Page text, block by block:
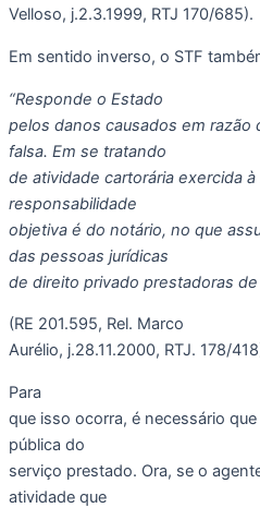
Velloso, j.2.3.1999, RTJ 170/685).
Em sentido inverso, o STF
“Responde o Estado
pelos danos causados em
falsa. Em se tratando
de atividade cartorária exercida
responsabilidade
objetiva é do notário, no que
das pessoas jurídicas
de direito privado prestadoras
(RE 201.595, Rel. Marco
Aurélio, j.28.11.2000, RTJ. 178/
Para
que isso ocorra, é necessário
pública do
serviço prestado. Ora, se o
atividade que